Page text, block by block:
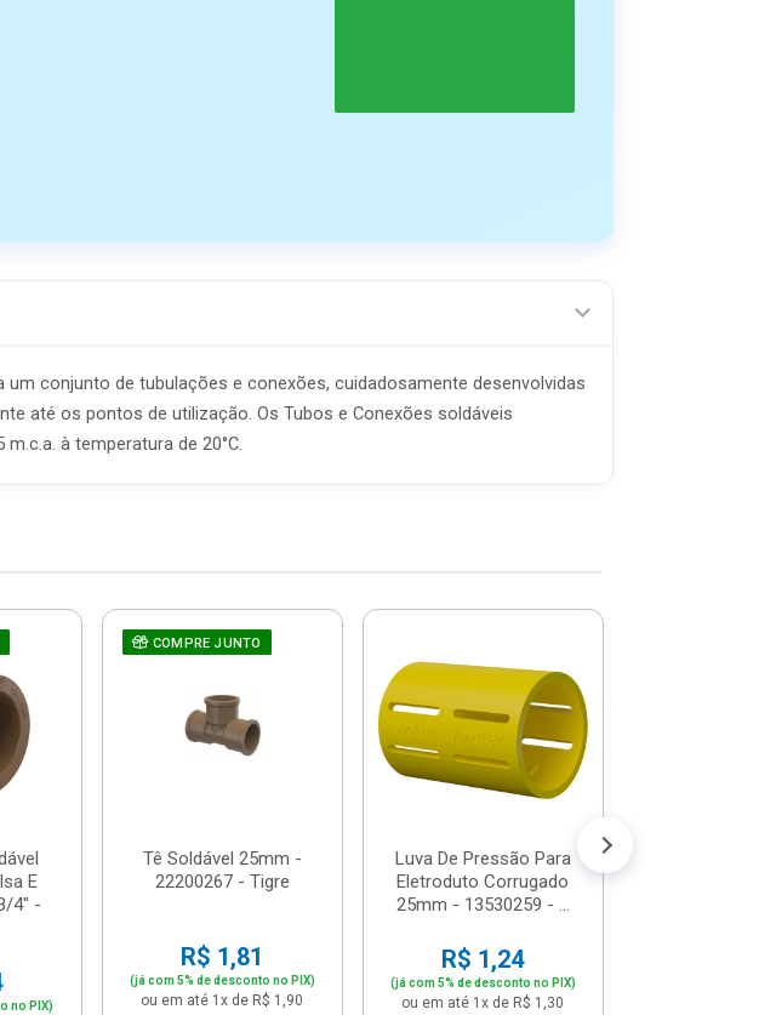
um conjunto de tubulações e conexões, cuidadosamente desenvolvidas
até os pontos de utilização. Os Tubos e Conexões soldáveis
à temperatura de 20°C.
E
4" -
no PIX)
COMPRE JUNTO
Tê Soldável 25mm -
22200267 - Tigre
R$ 1,81
(já com 5% de desconto no PIX)
ou em até 1x de R$ 1,90
Luva De Pressão Para
Eletroduto Corrugado
25mm - 13530259 - ...
R$ 1,24
(já com 5% de desconto no PIX)
ou em até 1x de R$ 1,30